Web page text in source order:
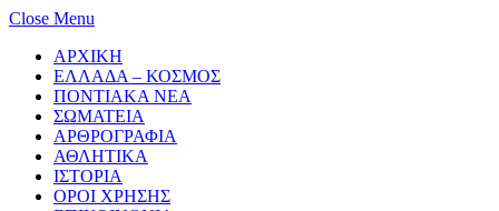
Close Menu
ΑΡΧΙΚΗ
ΕΛΛΑΔΑ – ΚΟΣΜΟΣ
ΠΟΝΤΙΑΚΑ ΝΕΑ
ΣΩΜΑΤΕΙΑ
ΑΡΘΡΟΓΡΑΦΙΑ
ΑΘΛΗΤΙΚΑ
ΙΣΤΟΡΙΑ
ΟΡΟΙ ΧΡΗΣΗΣ